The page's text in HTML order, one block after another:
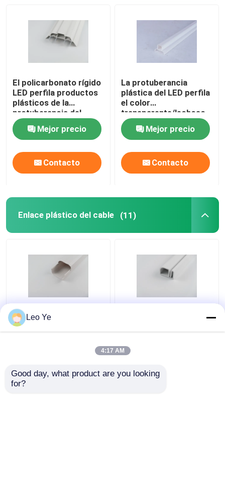
El policarbonato rígido
LED perfila productos
plásticos de la
protuberancia del
color difuso, de
encargoMejor precio
Contacto
La protuberancia
plástica del LED perfila
el color
transparente/lechoso
opcional
Mejor precio
Contacto
Enlace plástico del cable (11)
Protección plástica del
alambre de Matt
La alcantarilla plástica
ISO9001/RoHS del
cable del PVC del color
Leo Ye
4:17 AM
Good day, what product are you looking
for?